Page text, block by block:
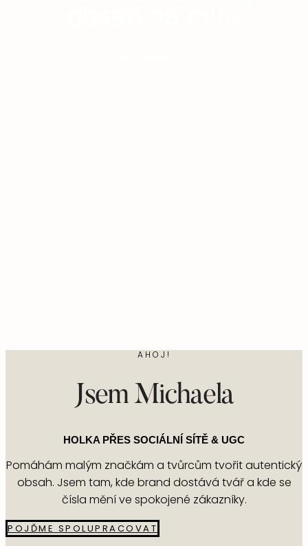
AHOJ!
Jsem Michaela
HOLKA PŘES SOCIÁLNÍ SÍTĚ & UGC
Pomáhám malým značkám a tvůrcům tvořit autentický
obsah. Jsem tam, kde brand dostává tvář a kde se
čísla mění ve spokojené zákazníky.
POJĎME SPOLUPRACOVAT